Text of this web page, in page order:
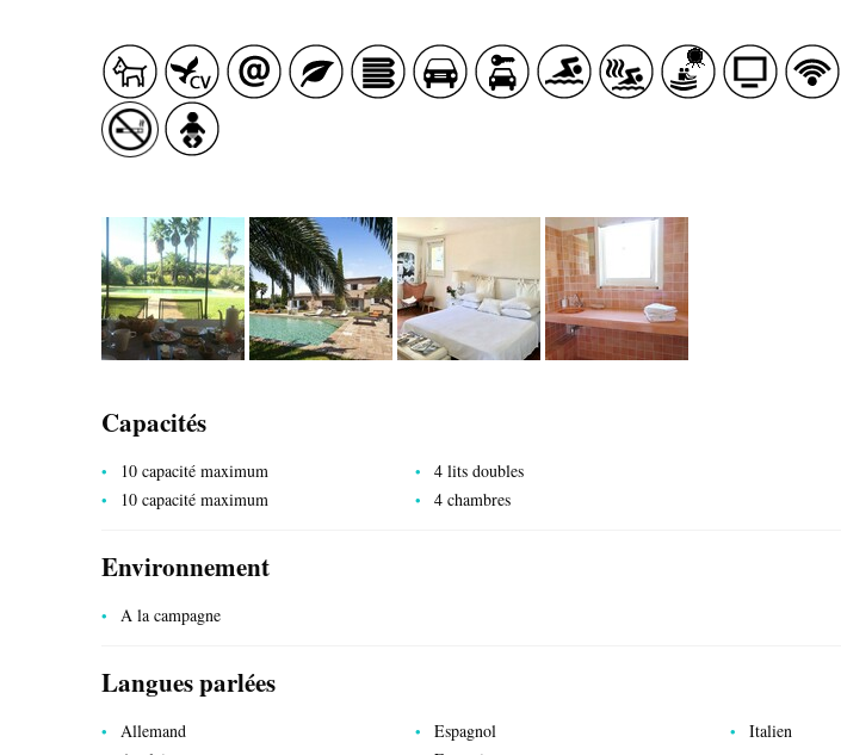
CÔTÉ NATURE
SERVICES PUBLICS
Capacités
10 capacité maximum
10 capacité maximum
4 lits doubles
4 chambres
Environnement
A la campagne
Langues parlées
Allemand
Espagnol
Italien